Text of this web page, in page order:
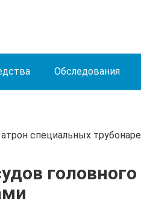
Обследования
специальных
головного